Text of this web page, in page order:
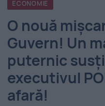
România
-
Evenimentul
Zilei
ECONOMIE
O nouă
Guvern! Un
puternic
executivul
afară!